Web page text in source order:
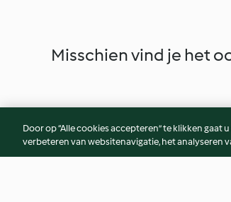
Misschien vind je het
Door op “Alle cookies accepteren” te klikken
verbeteren van websitenavigatie, het analyseren